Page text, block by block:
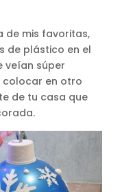
de mis favoritas,
de plástico en el
veían súper
colocar en otro
de tu casa que